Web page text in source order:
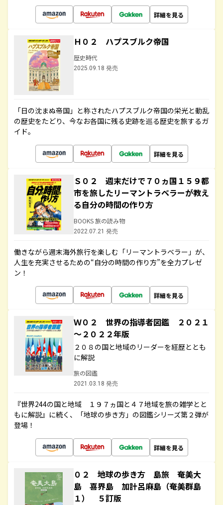
詳細を見る
Ｈ０２ ハプスブルク帝国
歴史時代
2025.09.18 発売
「日の沈まぬ帝国」と称されたハプスブルク帝国の栄光と動乱
の歴史をたどり、今なお各国に残る史跡を巡る歴史を旅するガ
イド。
詳細を見る
Ｓ０２ 週末だけで７０ヵ国１５９都
市を旅したリーマントラベラーが教え
る自分の時間の作り方
BOOKS 旅の読み物
2022.07.21 発売
働きながら週末海外旅行を楽しむ「リーマントラベラー」が、
人生を充実させるための“自分の時間の作り方”を全力プレゼ
ン！
詳細を見る
Ｗ０２ 世界の指導者図鑑 ２０２１
～２０２２年版
２０８の国と地域のリーダーを経歴ととも
に解説
旅の図鑑
2021.03.18 発売
『世界244の国と地域 １９７ヵ国と４７地域を旅の雑学とと
もに解説』に続く、「地球の歩き方」の図鑑シリーズ第２弾が
登場！
詳細を見る
０２ 地球の歩き方 島旅 奄美大
島 喜界島 加計呂麻島（奄美群島
１） ５訂版